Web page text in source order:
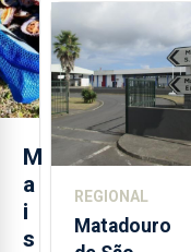
M
a
i
s
instrumentos
REGIONAL
Matadouro